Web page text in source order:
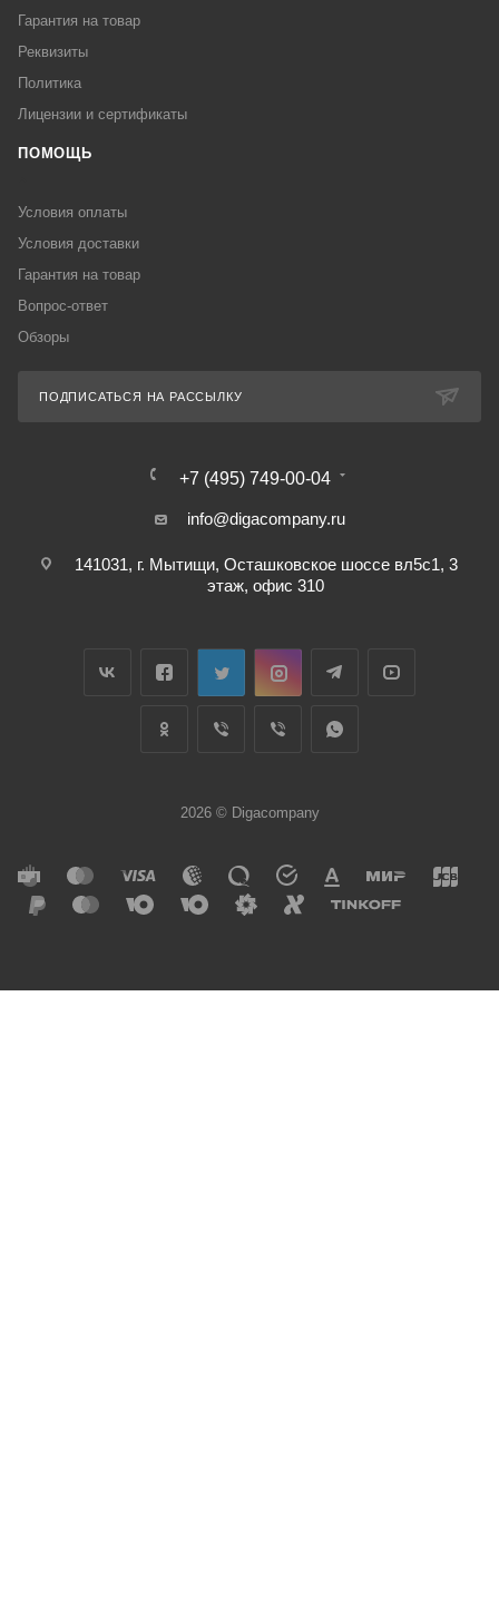
Гарантия на товар
Реквизиты
Политика
Лицензии и сертификаты
ПОМОЩЬ
Условия оплаты
Условия доставки
Гарантия на товар
Вопрос-ответ
Обзоры
ПОДПИСАТЬСЯ НА РАССЫЛКУ
+7 (495) 749-00-04
info@digacompany.ru
141031, г. Мытищи, Осташковское шоссе вл5с1, 3
этаж, офис 310
2026 © Digacompany